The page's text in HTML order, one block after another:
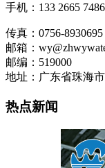
手机：133 2665
传真：0756-8930695
邮箱：
邮编：519000
地址：广东省珠海
热点新闻